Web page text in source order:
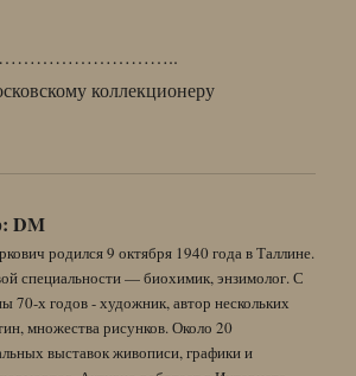
коллекционеру
DM
родился 9 октября 1940 года в Таллине.
специальности — биохимик, энзимолог. С
70-х годов - художник, автор нескольких
множества рисунков. Около 20
выставок живописи, графики и